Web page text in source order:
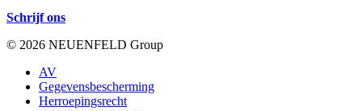
Schrijf ons
© 2026 NEUENFELD Group
AV
Gegevensbescherming
Herroepingsrecht